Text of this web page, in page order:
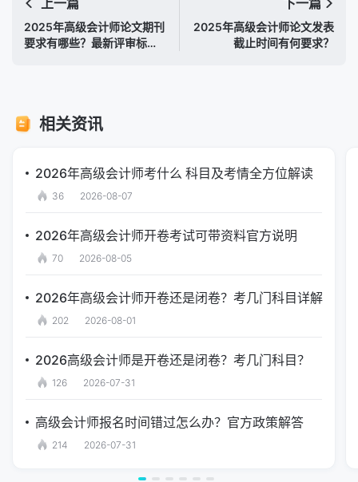
2025年高级会计师论文期刊
要求有哪些？最新评审标准
2025年高级会计师论文发表
截止时间有何要求？
相关资讯
2026年高级会计师考什么 科目及考情全方位解读
36 2026-08-07
2026年高级会计师开卷考试可带资料官方说明
70 2026-08-05
2026年高级会计师开卷还是闭卷？考几门科目详解
202 2026-08-01
2026高级会计师是开卷还是闭卷？考几门科目？
126 2026-07-31
高级会计师报名时间错过怎么办？官方政策解答
214 2026-07-31